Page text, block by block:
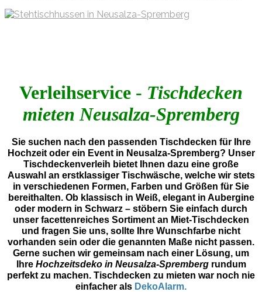
Verleihservice - Tischdecken
mieten Neusalza-Spremberg
Sie suchen nach den passenden Tischdecken für Ihre
Hochzeit oder ein Event in Neusalza-Spremberg? Unser
Tischdeckenverleih bietet Ihnen dazu eine große
Auswahl an erstklassiger Tischwäsche, welche wir stets
in verschiedenen Formen, Farben und Größen für Sie
bereithalten. Ob klassisch in Weiß, elegant in Aubergine
oder modern in Schwarz – stöbern Sie einfach durch
unser facettenreiches Sortiment an Miet-Tischdecken
und fragen Sie uns, sollte Ihre Wunschfarbe nicht
vorhanden sein oder die genannten Maße nicht passen.
Gerne suchen wir gemeinsam nach einer Lösung, um
Ihre Hochzeitsdeko in Neusalza-Sprembergrundum
perfekt zu machen. Tischdecken zu mieten war noch nie
einfacher als DekoAlarm.